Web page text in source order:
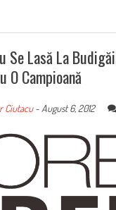
Se Lasă La
O Campioană
Ciutacu- August 6, 2012